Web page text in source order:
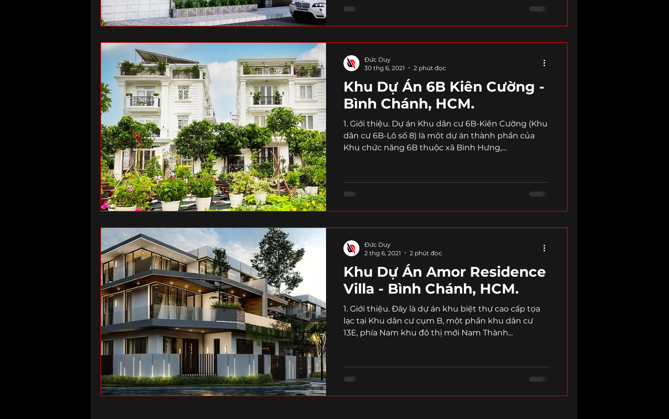
Khu Dự Án 6B Kiên Cường -
Bình Chánh, HCM.
1. Giới thiệu. Dự án Khu dân cư 6B-Kiên Cường (Khu
dân cư 6B-Lô số 8) là một dự án thành phần của
Khu chức năng 6B thuộc xã Bình Hưng,...
Đức Duy
30 thg 6, 2021
2 phút đọc
Khu Dự Án Amor Residence
Villa - Bình Chánh, HCM.
1. Giới thiệu. Đây là dự án khu biệt thự cao cấp tọa
lạc tại Khu dân cư cụm B, một phần khu dân cư
13E, phía Nam khu đô thị mới Nam Thành...
Đức Duy
2 thg 6, 2021
2 phút đọc